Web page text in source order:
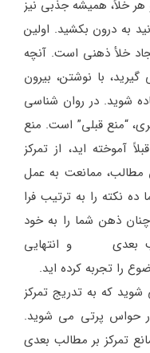
خلأ، همیشه جذبی نیز
به درون بکشید. اولین
خلأ ذهنی است. آنچه
با نوشتن، بیرون
شوید. در روان شناسی
“منع قبلی” است. منع
آموخته اید، از تمرکز
ممانعت به عمل
نکته را به ترتیب فرا
چنان ذهن شما را به خود
بعدی و انتهایی
را تجربه کرده اید.
شوید که به تدریج تمرکز
حواس پرتی می شوید.
تمرکز بر مطالب بعدی